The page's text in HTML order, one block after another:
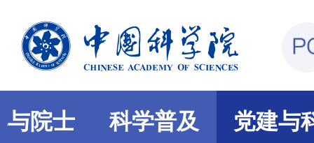
与院士 科学普及 党建与